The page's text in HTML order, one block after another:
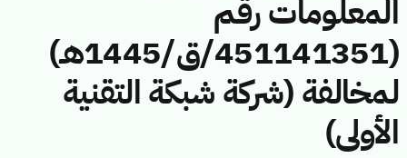
المعلومات رقم
(451141351/ق/1445هـ)
لمخالفة (شركة شبكة التقنية
الأولى)